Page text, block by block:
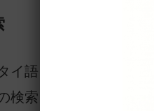
イ語を一番近いと
検索も含め、詳しくは